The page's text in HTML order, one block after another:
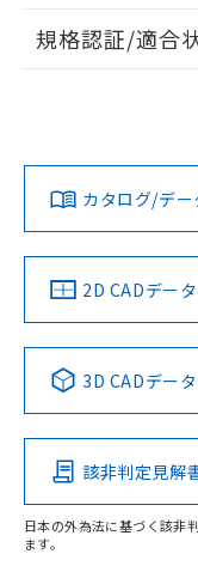
ダウンロードデータ
みください。
ソフトウェアの使用条
EU RoHS 注意事
対応済み
中国 RoHS 注意
Pb
O
規格認証/適合
LR型式承認
（イギリス
船舶規格）
No
その他の認
カタログ/デ
2D CADデータ
3D CADデータ
該非判定見解
日本の外為法に基づく該非
ます。